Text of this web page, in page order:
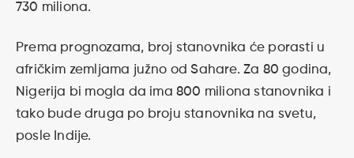
730 miliona.
Prema prognozama, broj stanovnika će porasti u
afričkim zemljama južno od Sahare. Za 80 godina,
Nigerija bi mogla da ima 800 miliona stanovnika i
tako bude druga po broju stanovnika na svetu,
posle Indije.